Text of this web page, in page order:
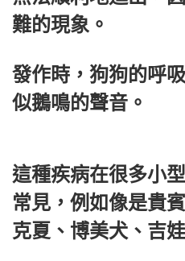
難的現象。
發作時，狗狗的呼
似鵝鳴的聲音。
這種疾病在很多小
常見，例如像是貴
克夏、博美犬、吉